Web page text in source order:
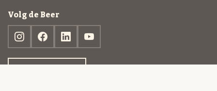
Volg de Beer